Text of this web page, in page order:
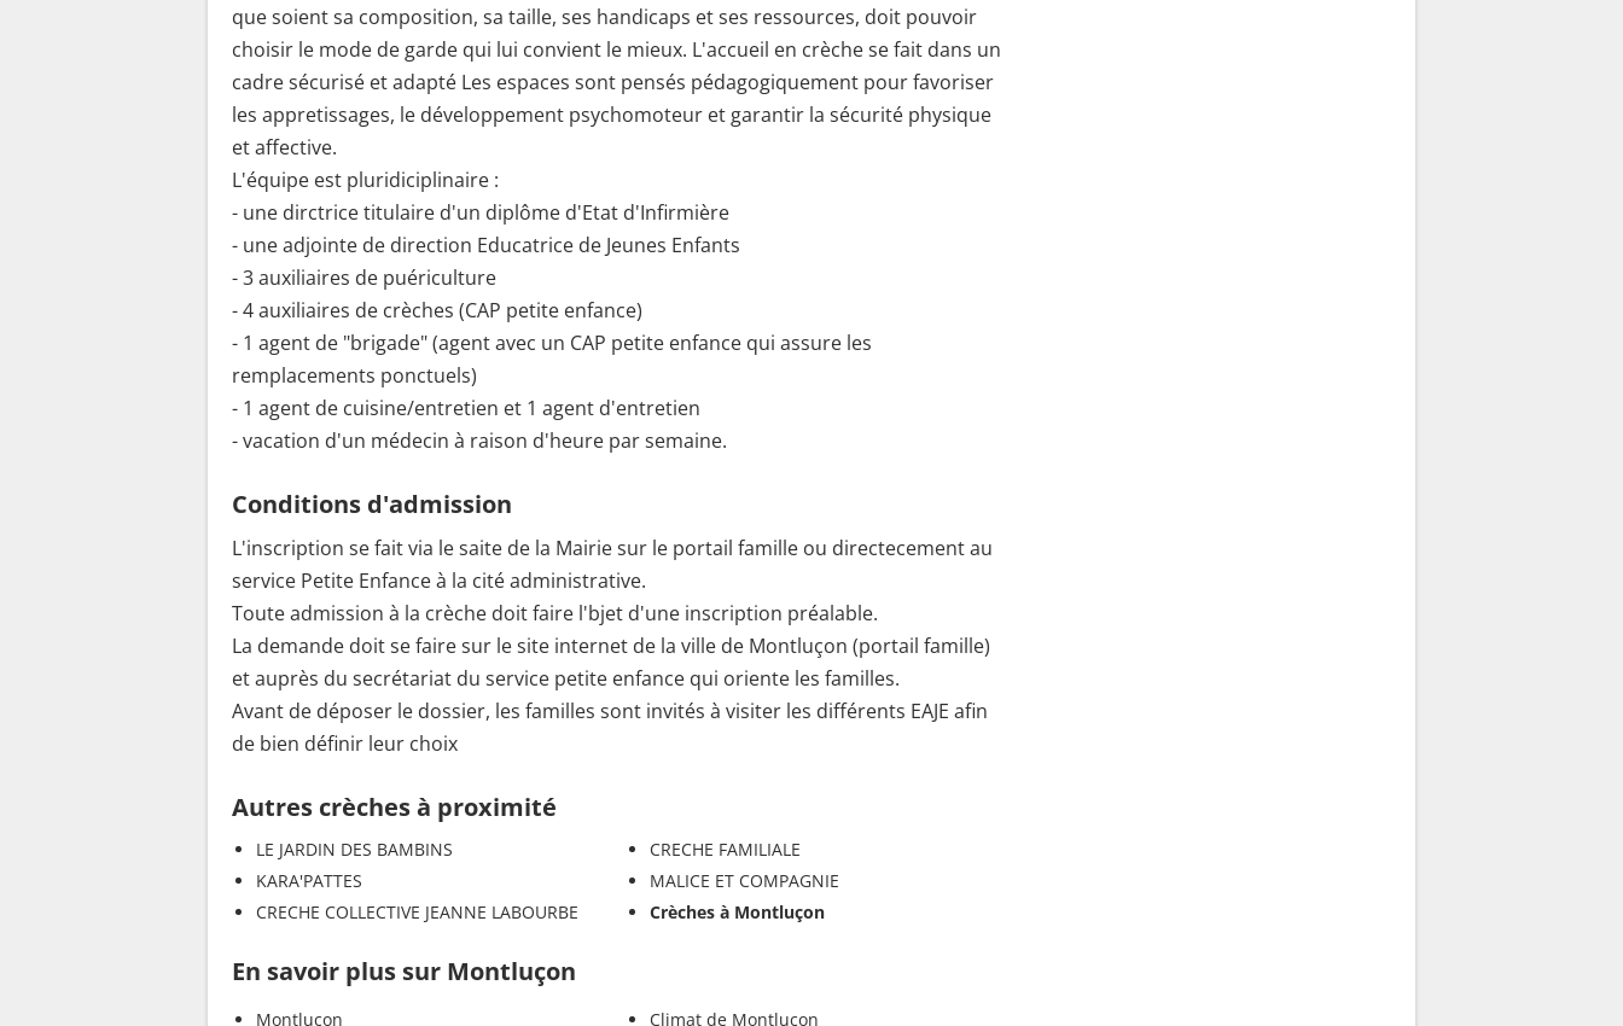
que soient sa composition, sa taille, ses handicaps et ses ressources, doit pouvoir
choisir le mode de garde qui lui convient le mieux. L'accueil en crèche se fait dans un
cadre sécurisé et adapté Les espaces sont pensés pédagogiquement pour favoriser
les appretissages, le développement psychomoteur et garantir la sécurité physique
et affective.
L'équipe est pluridiciplinaire :
- une dirctrice titulaire d'un diplôme d'Etat d'Infirmière
- une adjointe de direction Educatrice de Jeunes Enfants
- 3 auxiliaires de puériculture
- 4 auxiliaires de crèches (CAP petite enfance)
- 1 agent de "brigade" (agent avec un CAP petite enfance qui assure les
remplacements ponctuels)
- 1 agent de cuisine/entretien et 1 agent d'entretien
- vacation d'un médecin à raison d'heure par semaine.
Conditions d'admission
L'inscription se fait via le saite de la Mairie sur le portail famille ou directecement au
service Petite Enfance à la cité administrative.
Toute admission à la crèche doit faire l'bjet d'une inscription préalable.
La demande doit se faire sur le site internet de la ville de Montluçon (portail famille)
et auprès du secrétariat du service petite enfance qui oriente les familles.
Avant de déposer le dossier, les familles sont invités à visiter les différents EAJE afin
de bien définir leur choix
Autres crèches à proximité
LE JARDIN DES BAMBINS
KARA'PATTES
CRECHE COLLECTIVE JEANNE LABOURBE
CRECHE FAMILIALE
MALICE ET COMPAGNIE
Crèches à Montluçon
En savoir plus sur Montluçon
Montluçon Climat de Montluçon